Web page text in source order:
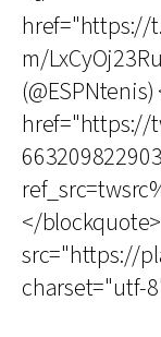
href="https://
m/
(@ESPNtenis)
href="https://
</
src="https://
charset="utf-